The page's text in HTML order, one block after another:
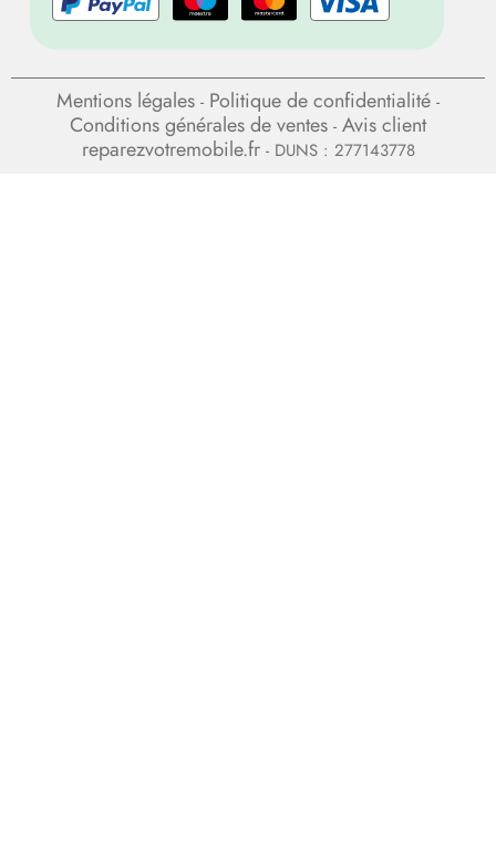
Mentions légales - Politique de confidentialité -
Conditions générales de ventes - Avis client
reparezvotremobile.fr- DUNS : 277143778